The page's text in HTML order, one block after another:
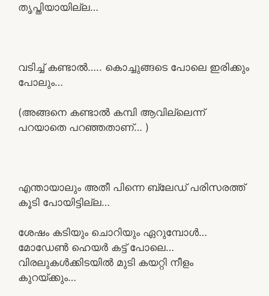
തൃപ്തിയായില്ല…
വടിച്ച് കണ്ടാൽ….. കൊച്ചുങ്ങടെ പോലെ ഇരിക്കും
പോലും…
(അങ്ങനെ കണ്ടാൽ കമ്പി ആവില്ലെന്ന്
പറയാതെ പറഞ്ഞതാണ്… )
എന്തായാലും അതീ പിന്നെ ബ്ലേഡ് പരിസരത്ത്
കൂടി പോയിട്ടില്ല…
ശേഷം കടിയും ചൊറിയും ഏറുമ്പോൾ…
മോഡേൺ ഹെയർ കട്ട് പോലെ…
വിരലുകൾക്കിടയിൽ മുടി കയറ്റി നീളം
കുറയ്ക്കും…